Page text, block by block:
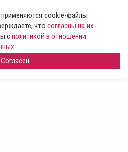
cookie-файлы .
что согласны на их
сполитикой в отношении
Согласен